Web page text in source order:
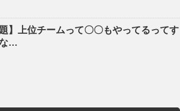
題】上位チームって〇〇もやってるってす
…